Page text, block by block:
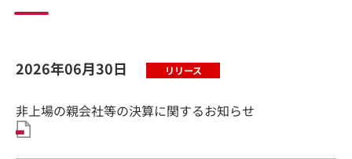
2026年06月30日
非上場の親会社等の決算に関するお知らせ